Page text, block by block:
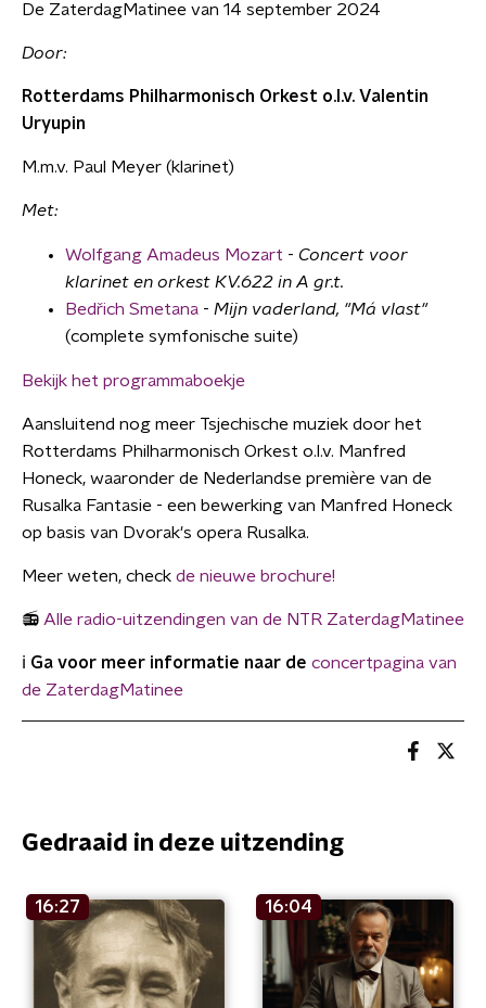
De ZaterdagMatinee van 14 september 2024
Door:
Rotterdams Philharmonisch Orkest o.l.v. Valentin
Uryupin
M.m.v. Paul Meyer (klarinet)
Met:
Wolfgang Amadeus Mozart - Concert voor
klarinet en orkest KV.622 in A gr.t.
Bedřich Smetana - Mijn vaderland, "Má vlast"
(complete symfonische suite)
Bekijk het programmaboekje
Aansluitend nog meer Tsjechische muziek door het
Rotterdams Philharmonisch Orkest o.l.v. Manfred
Honeck, waaronder de Nederlandse première van de
Rusalka Fantasie - een bewerking van Manfred Honeck
op basis van Dvorak's opera Rusalka.
Meer weten, check de nieuwe brochure!
📻 Alle radio-uitzendingen van de NTR ZaterdagMatinee
ℹ️ Ga voor meer informatie naar de concertpagina van
de ZaterdagMatinee
Gedraaid in deze uitzending
16:27 16:04